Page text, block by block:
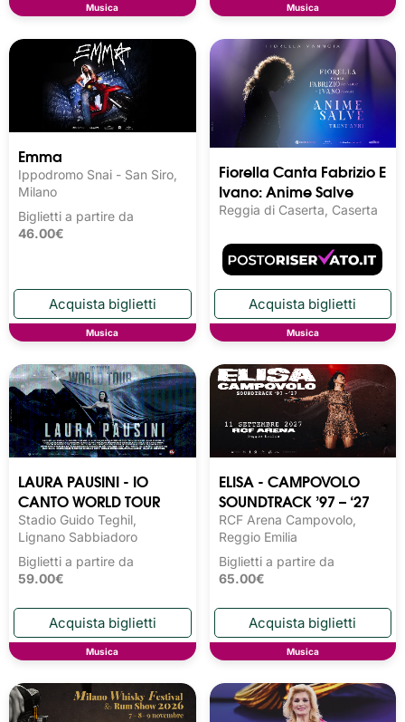
Musica Musica
Emma
Ippodromo Snai - San Siro,
Milano
Biglietti a partire da
46.00€
Musica
Fiorella Canta Fabrizio E
Ivano: Anime Salve
Reggia di Caserta, Caserta
Musica
LAURA PAUSINI - IO
CANTO WORLD TOUR
Stadio Guido Teghil,
Lignano Sabbiadoro
Biglietti a partire da
59.00€
Musica
ELISA - CAMPOVOLO
SOUNDTRACK ’97 – ‘27
RCF Arena Campovolo,
Reggio Emilia
Biglietti a partire da
65.00€
Musica